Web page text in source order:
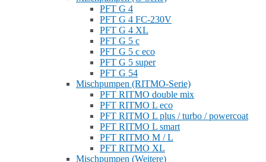
PFT G 4
PFT G 4 FC-230V
PFT G 4 XL
PFT G 5 c
PFT G 5 c eco
PFT G 5 super
PFT G 54
Mischpumpen (RITMO-Serie)
PFT RITMO double mix
PFT RITMO L eco
PFT RITMO L plus / turbo / powercoat
PFT RITMO L smart
PFT RITMO M / L
PFT RITMO XL
Mischpumpen (Weitere)